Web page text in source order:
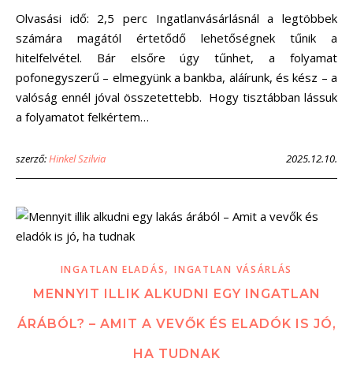
Olvasási idő: 2,5 perc Ingatlanvásárlásnál a legtöbbek
számára magától értetődő lehetőségnek tűnik a
hitelfelvétel. Bár elsőre úgy tűnhet, a folyamat
pofonegyszerű – elmegyünk a bankba, aláírunk, és kész – a
valóság ennél jóval összetettebb. Hogy tisztábban lássuk
a folyamatot felkértem…
szerző:Hinkel Szilvia 2025.12.10.
INGATLAN ELADÁS,INGATLAN VÁSÁRLÁS
MENNYIT ILLIK ALKUDNI EGY INGATLAN
ÁRÁBÓL? – AMIT A VEVŐK ÉS ELADÓK IS JÓ,
HA TUDNAK